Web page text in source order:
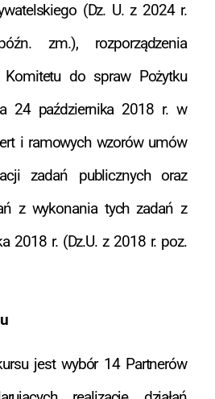
(Dz. U. z 2024 r.
zm.), rozporządzenia
Komitetu do spraw Pożytku
24 października 2018 r. w
i ramowych wzorów umów
zadań publicznych oraz
z wykonania tych zadań z
2018 r. (Dz.U. z 2018 r. poz.
jest wybór 14 Partnerów